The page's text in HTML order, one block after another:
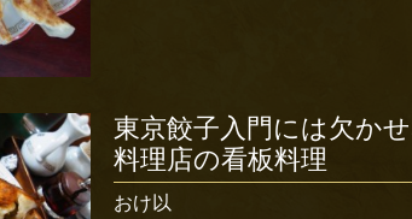
東京餃子入門には欠か
料理店の看板料理
おけ以